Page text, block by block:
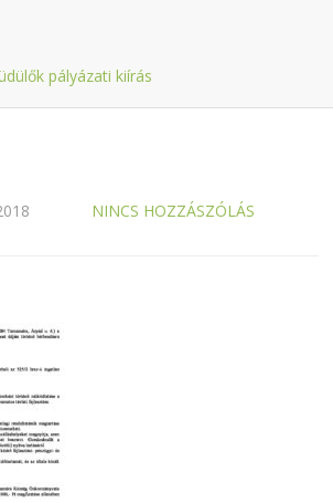
pályázati kiírás
NINCS HOZZÁSZÓLÁS